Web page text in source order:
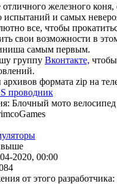
отличного железного
испытаний и самых
все, чтобы
свои возможности в
самым первым.
группу Вконтакте,
архивов формата zip на
проводник
Блочный мото велосипед
выше
2020, 00:00
от этого разработчика: